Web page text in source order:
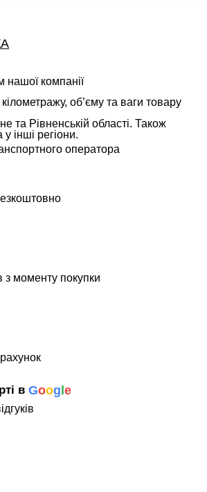
нашої компанії
об’єму та ваги товару
та Рівненській області. Також
інші регіони.
оператора
з моменту покупки
в Goog e